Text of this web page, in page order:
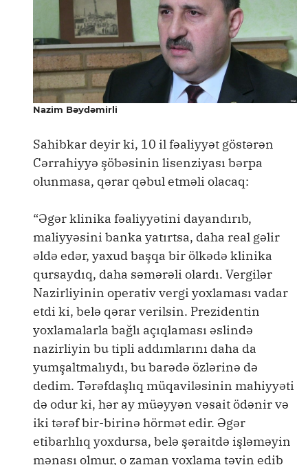
Nazim Bəydəmirli
Sahibkar deyir ki, 10 il fəaliyyət göstərən
Cərrahiyyə şöbəsinin lisenziyası bərpa
olunmasa, qərar qəbul etməli olacaq:
“Əgər klinika fəaliyyətini dayandırıb,
maliyyəsini banka yatırtsa, daha real gəlir
əldə edər, yaxud başqa bir ölkədə klinika
qursaydıq, daha səmərəli olardı. Vergilər
Nazirliyinin operativ vergi yoxlaması vadar
etdi ki, belə qərar verilsin. Prezidentin
yoxlamalarla bağlı açıqlaması əslində
nazirliyin bu tipli addımlarını daha da
yumşaltmalıydı, bu barədə özlərinə də
dedim. Tərəfdaşlıq müqaviləsinin mahiyyəti
də odur ki, hər ay müəyyən vəsait ödənir və
iki tərəf bir-birinə hörmət edir. Əgər
etibarlılıq yoxdursa, belə şəraitdə işləməyin
mənası olmur, o zaman yoxlama təyin edib